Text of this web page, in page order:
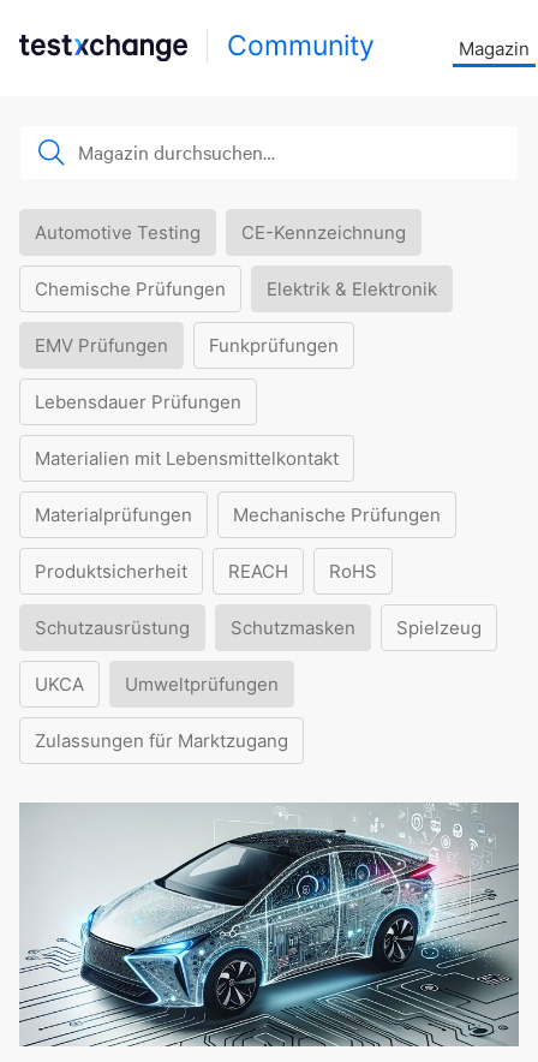
Community Magazin
Automotive Testing CE-Kennzeichnung
Chemische Prüfungen Elektrik & Elektronik
EMV Prüfungen Funkprüfungen
Lebensdauer Prüfungen
Materialien mit Lebensmittelkontakt
Materialprüfungen Mechanische Prüfungen
Produktsicherheit REACH RoHS
Schutzausrüstung Schutzmasken Spielzeug
UKCA Umweltprüfungen
Zulassungen für Marktzugang